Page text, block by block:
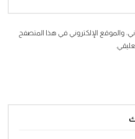
والموقع الإلكتروني في هذا المتصفح